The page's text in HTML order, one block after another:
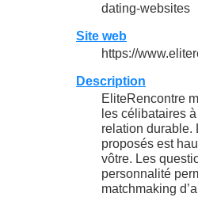
dating-websites
Site web
https://
Description
EliteRencontre
les célibataires
relation durable.
proposés est
vôtre. Les
personnalité
matchmaking